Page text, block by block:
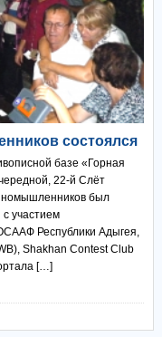
состоялся
базе «Горная
22-й Слёт
был
участием
Республики Адыгея,
Shakhan Contest Club
[…]